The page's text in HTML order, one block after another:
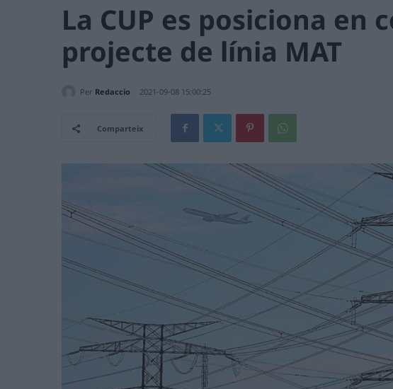
La CUP es posiciona en
projecte de línia MAT
Per Redaccio 2021-09-08 15:00:25
Comparteix